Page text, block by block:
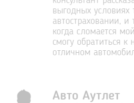
выгодных условиях
автостраховании, и
когда сломается
смогу обратиться к
отличном
Авто Аутлет